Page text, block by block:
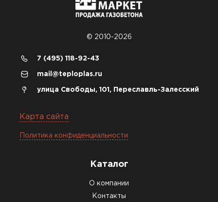
© 2010-2026
7 (495) 118-92-43
mail@teploplas.ru
улица Свободы, 101, Переславль-Залесский
Карта сайта
Политика конфиденциальности
Каталог
О компании
Контакты